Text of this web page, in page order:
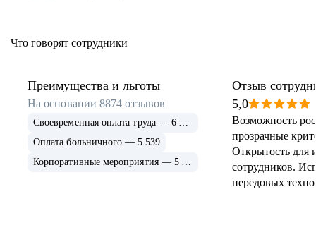
Что говорят сотрудники
Преимущества и льготы
На основании8874 отзывов
Своевременная оплата труда — 6 915
Оплата больничного — 5 539
Корпоративные мероприятия — 5 339
Отзыв
5,0
Возможность
прозрачные
Открытость для
сотрудников.
передовых